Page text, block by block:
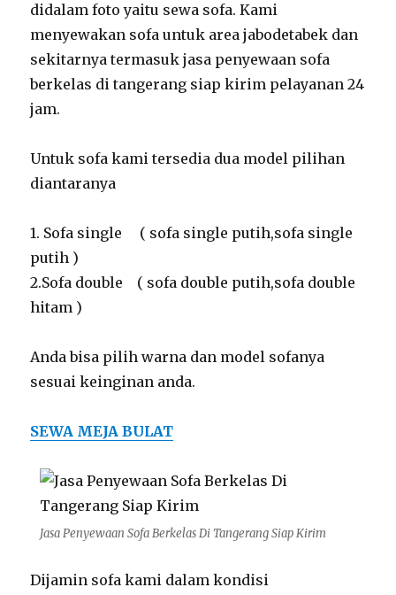
didalam foto yaitu sewa sofa. Kami
menyewakan sofa untuk area jabodetabek dan
sekitarnya termasuk jasa penyewaan sofa
berkelas di tangerang siap kirim pelayanan 24
jam.
Untuk sofa kami tersedia dua model pilihan
diantaranya
1. Sofa single ( sofa single putih,sofa single
putih )
2.Sofa double ( sofa double putih,sofa double
hitam )
Anda bisa pilih warna dan model sofanya
sesuai keinginan anda.
SEWA MEJA BULAT
Jasa Penyewaan Sofa Berkelas Di Tangerang Siap Kirim
Dijamin sofa kami dalam kondisi